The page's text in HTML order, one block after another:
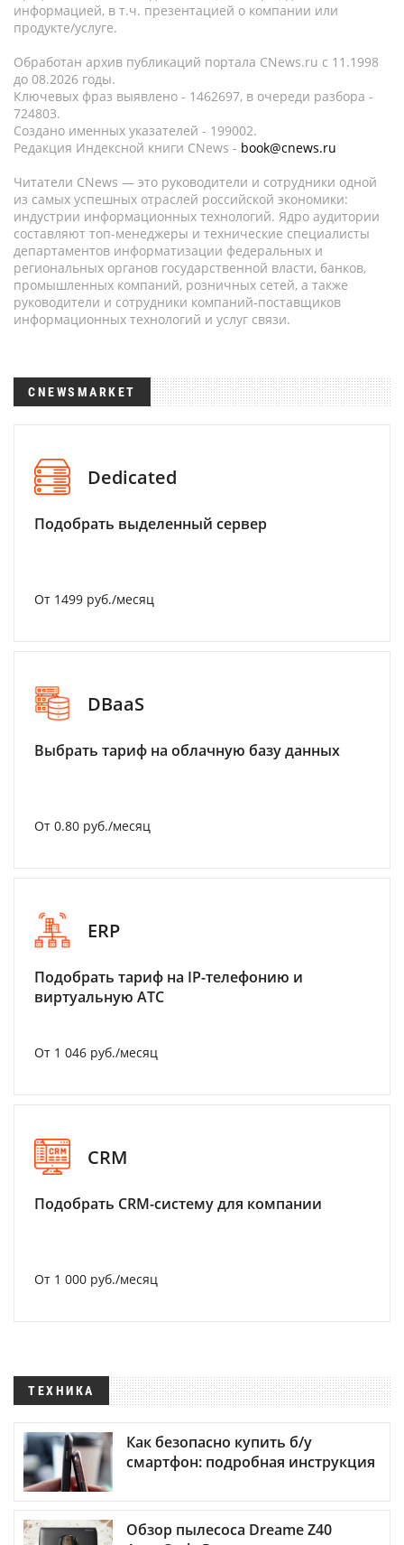
информацией, в т.ч. презентацией о компании или
продукте/услуге.
Обработан архив публикаций портала CNews.ru c 11.1998
до 08.2026 годы.
Ключевых фраз выявлено - 1462697, в очереди разбора -
724803.
Создано именных указателей - 199002.
Редакция Индексной книги CNews - book@cnews.ru
Читатели CNews — это руководители и сотрудники одной
из самых успешных отраслей российской экономики:
индустрии информационных технологий. Ядро аудитории
составляют топ-менеджеры и технические специалисты
департаментов информатизации федеральных и
региональных органов государственной власти, банков,
промышленных компаний, розничных сетей, а также
руководители и сотрудники компаний-поставщиков
информационных технологий и услуг связи.
CNEWSMARKET
Dedicated
Подобрать выделенный сервер
От 1499 руб./месяц
DBaaS
Выбрать тариф на облачную базу данных
От 0.80 руб./месяц
ERP
Подобрать тариф на IP-телефонию и
виртуальную АТС
От 1 046 руб./месяц
CRM
Подобрать CRM-систему для компании
От 1 000 руб./месяц
ТЕХНИКА
Как безопасно купить б/у
смартфон: подробная инструкция
Обзор пылесоса Dreame Z40